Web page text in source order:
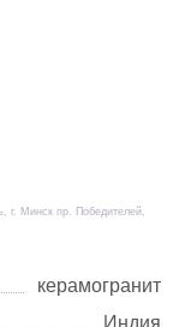
г. Минск пр. Победителей,
керамогранит
Индия